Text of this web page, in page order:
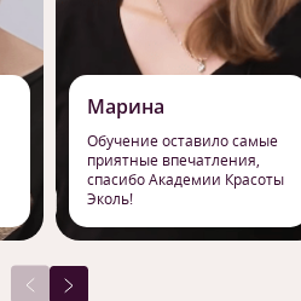
Марина
Обучение оставило самые
приятные впечатления,
спасибо Академии Красоты
Эколь!